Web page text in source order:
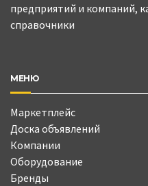
предприятий и компаний,
справочники
МЕНЮ
Маркетплейс
Доска объявлений
Компании
Оборудование
Бренды